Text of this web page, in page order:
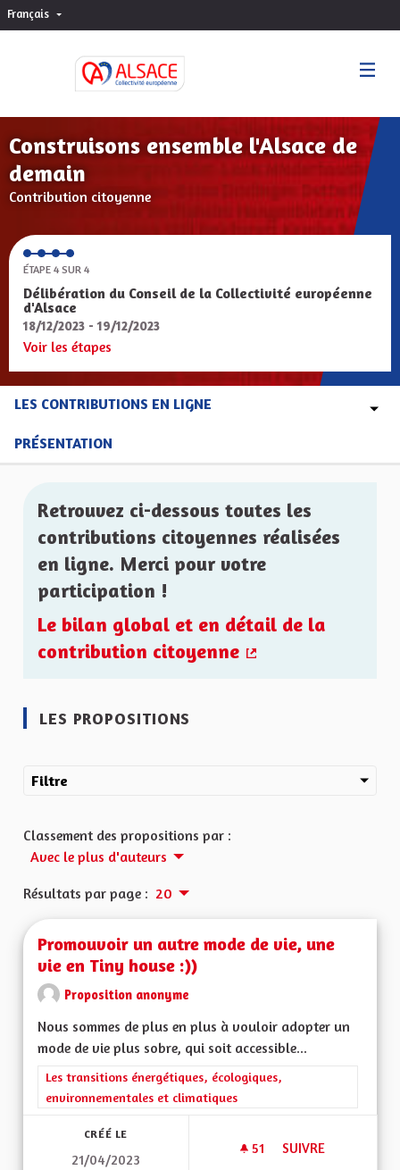
Français Choisir la langue
Construisons ensemble l'Alsace de
demain
Contribution citoyenne
ÉTAPE 4 SUR 4
Délibération du Conseil de la Collectivité européenne
d'Alsace
18/12/2023 - 19/12/2023
Voir les étapes
LES CONTRIBUTIONS EN LIGNE
PRÉSENTATION
Retrouvez ci-dessous toutes les
contributions citoyennes réalisées
en ligne. Merci pour votre
participation !
Le bilan global et en détail de la
contribution citoyenne
LES PROPOSITIONS
Filtre
Classement des propositions par :
Avec le plus d'auteurs
Résultats par page : 20
Promouvoir un autre mode de vie, une
vie en Tiny house :))
Proposition anonyme
Nous sommes de plus en plus à vouloir adopter un
mode de vie plus sobre, qui soit accessible...
Filtrer les résultats de la catégorie : Les transitions
Les transitions énergétiques, écologiques,
environnementales et climatiques
CRÉÉ LE
21/04/2023
51 51 ABONNÉS
SUIVRE